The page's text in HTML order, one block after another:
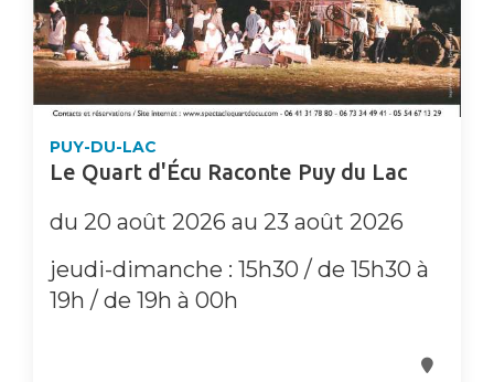
PUY-DU-LAC
Le Quart d'Écu Raconte Puy du Lac
du 20 août 2026 au 23 août 2026
jeudi-dimanche : 15h30 / de 15h30 à
19h / de 19h à 00h